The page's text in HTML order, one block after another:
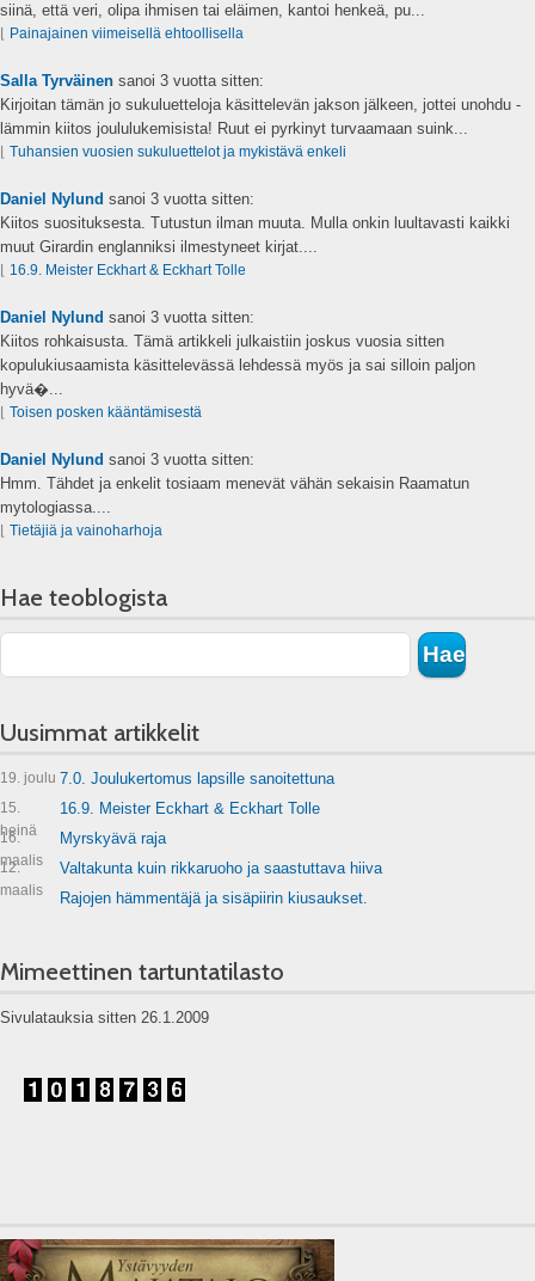
siinä, että veri, olipa ihmisen tai eläimen, kantoi henkeä, pu...
Painajainen viimeisellä ehtoollisella
Salla Tyrväinen sanoi 3 vuotta sitten:
Kirjoitan tämän jo sukuluetteloja käsittelevän jakson jälkeen, jottei unohdu -
lämmin kiitos joululukemisista! Ruut ei pyrkinyt turvaamaan suink...
Tuhansien vuosien sukuluettelot ja mykistävä enkeli
Daniel Nylund sanoi 3 vuotta sitten:
Kiitos suosituksesta. Tutustun ilman muuta. Mulla onkin luultavasti kaikki
muut Girardin englanniksi ilmestyneet kirjat....
16.9. Meister Eckhart & Eckhart Tolle
Daniel Nylund sanoi 3 vuotta sitten:
Kiitos rohkaisusta. Tämä artikkeli julkaistiin joskus vuosia sitten
kopulukiusaamista käsittelevässä lehdessä myös ja sai silloin paljon
hyvä�...
Toisen posken kääntämisestä
Daniel Nylund sanoi 3 vuotta sitten:
Hmm. Tähdet ja enkelit tosiaam menevät vähän sekaisin Raamatun
mytologiassa....
Tietäjiä ja vainoharhoja
Hae teoblogista
Uusimmat artikkelit
19. joulu 7.0. Joulukertomus lapsille sanoitettuna
15.
heinä
16.9. Meister Eckhart & Eckhart Tolle
16.
maalis
Myrskyävä raja
12.
maalis
Valtakunta kuin rikkaruoho ja saastuttava hiiva
Rajojen hämmentäjä ja sisäpiirin kiusaukset.
Mimeettinen tartuntatilasto
Sivulatauksia sitten 26.1.2009